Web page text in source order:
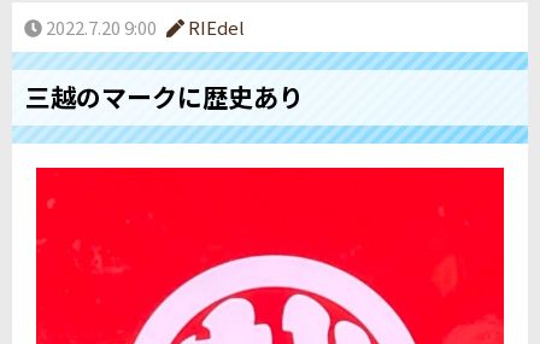
2022.7.20 9:00 RIEdel
三越のマークに歴史あり